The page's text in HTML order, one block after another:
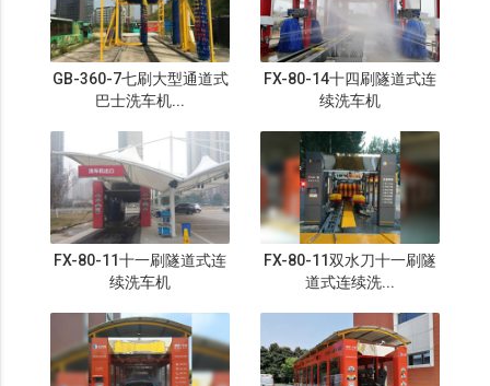
GB-360-7七刷大型通道式
巴士洗车机...
FX-80-14十四刷隧道式连
续洗车机
FX-80-11十一刷隧道式连
续洗车机
FX-80-11双水刀十一刷隧
道式连续洗...